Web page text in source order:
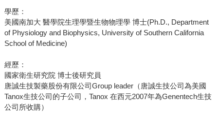
學歷：
美國南加大 醫學院生理學暨生物物理學 博士(Ph.D., Department
of Physiology and Biophysics, University of Southern California
School of Medicine)
經歷：
國家衛生研究院 博士後研究員
唐誠生技製藥股份有限公司Group leader（唐誠生技公司為美國
Tanox生技公司的子公司，Tanox 在西元2007年為Genentech生技
公司所收購）